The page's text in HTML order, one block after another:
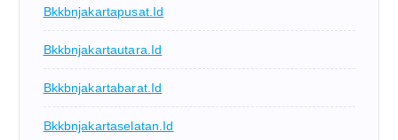
Bkkbnjakartapusat.id
Bkkbnjakartautara.id
Bkkbnjakartabarat.id
Bkkbnjakartaselatan.id